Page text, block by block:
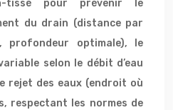
tissé pour prévenir le
du drain (distance par
optimale), le
selon le débit d’eau
rejet des eaux (endroit où
respectant les normes de